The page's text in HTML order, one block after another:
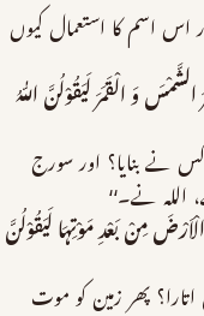
اس اسم کا استعمال کیوں
وَ الْقَمَرَ لَیَقُوْلُنَّ اللّٰہُ
کس نے بنایا؟ اور سورج
اللہ نے۔‘‘
مِنْ بَعْدِ مَوْتِہَا لَیَقُوْلُنَّ
پھر زمین کو موت